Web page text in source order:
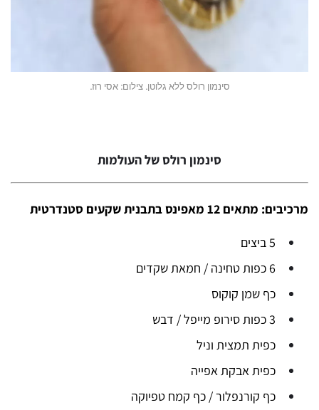
סינמון רולס ללא גלוטן. צילום: אסי רוז.
סינמון רולס של העולמות
מרכיבים: מתאים 12 מאפינס בתבנית שקעים סטנדרטית
5 ביצים
6 כפות טחינה / חמאת שקדים
כף שמן קוקוס
3 כפות סירופ מייפל / דבש
כפית תמצית וניל
כפית אבקת אפייה
כף קורנפלור / כף קמח טפיוקה